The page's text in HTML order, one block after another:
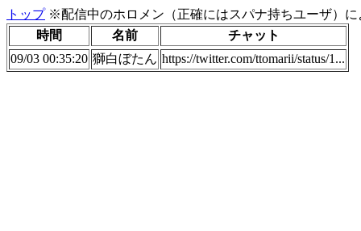
トップ※配信中のホロメン（正確にはスパナ持ちユーザ）
時間
名前
チャット
09/03 00:35:20 獅白ぼたん https://twitter.com/ttomarii/status/1...